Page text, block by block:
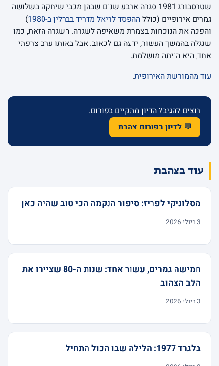
שטרסבורג 1981 סגרה ארבע שנים שבהן מכבי שיחקה בשלושה
גמרים אירופיים (כוללההפסד לריאל מדריד בברלין ב-1980
)
והפכה את הנוכחות בצמרת משאיפה לשגרה. השגרה הזאת, כמו
שנגלה בהמשך העשור, ידעה גם לכאוב. אבל באותו ערב צרפתי
אחד, היא הייתה מושלמת.
עוד מהמורשת האירופית.
רוצים להגיב? הדיון מתקיים בפורום.
💬 לדיון בפורום צהבת
עוד בצהבת
מסלוניקי לפריז: סיפור הנקמה הכי טוב שהיה כאן
3 ביולי 2026
חמישה גמרים, עשור אחד: שנות ה-80 שציירו את
הלב הצהוב
3 ביולי 2026
בלגרד 1977: הלילה שבו הכול התחיל